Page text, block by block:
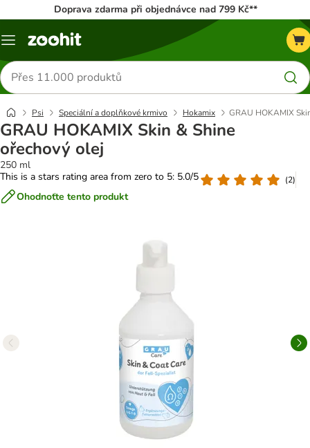
Doprava zdarma při objednávce nad 799 Kč**
Menu
Hledat
produkty
Psi Speciální a doplňkové krmivo Hokamix GRAU HOKAMIX
GRAU HOKAMIX Skin & Shine
ořechový olej
250 ml
This is a stars rating area from zero to 5: 5.0/5
(2)
Ohodnoťte tento produkt